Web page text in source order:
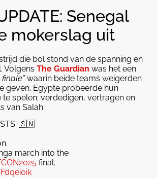
Senegal
mokerslag uit
die bol stond van de spanning en
Volgens The Guardian was het een
waarin beide teams weigerden
geven. Egypte probeerde hun
spelen: verdedigen, vertragen en
van Salah.
🇸🇳
march into the
final.